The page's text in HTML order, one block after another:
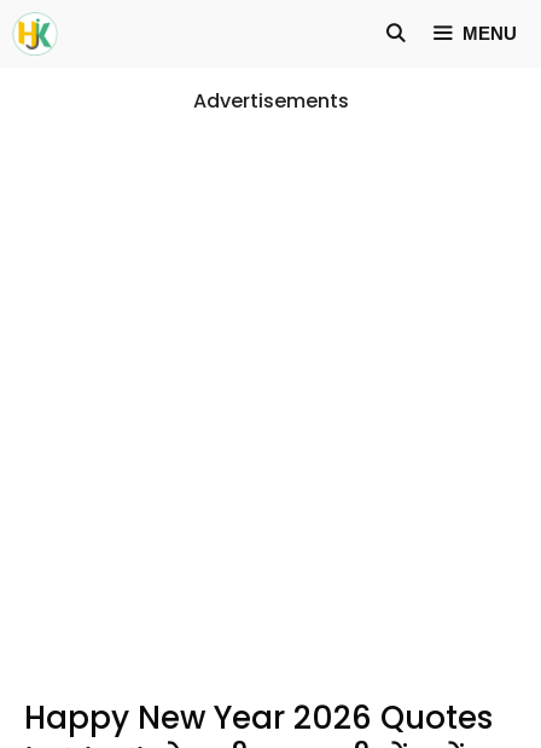
Skip
to
MENU
Advertisements
Happy New Year 2026 Quotes